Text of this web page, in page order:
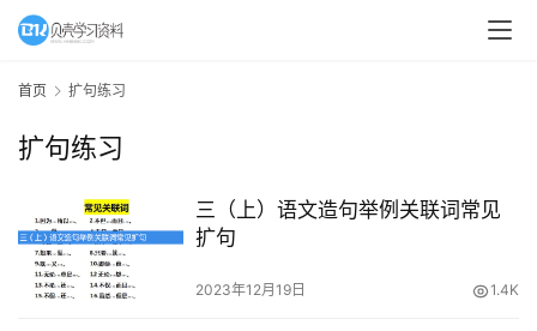
教
A
教
资
源
首页 扩句练习
扩句练习
三（上）语文造句举例关联词常见
扩句
2023年12月19日 1.4K